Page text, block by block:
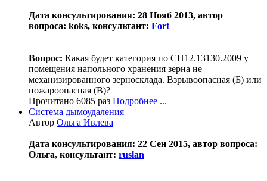
Дата консультирования: 28 Нояб 2013, автор
вопроса: koks, консультант: Fort
Вопрос: Какая будет категория по СП12.13130.2009 у
помещения напольного хранения зерна не
механизированного зерносклада. Взрывоопасная (Б) или
пожароопасная (В)?
Прочитано 6085 раз Подробнее ...
Система дымоудаления
Автор Ольга Ивлева
Дата консультирования: 22 Сен 2015, автор вопроса:
Ольга, консультант: ruslan